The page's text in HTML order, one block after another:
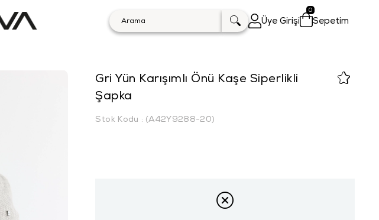
Üye Girişi Sepetim
0
Gri Yün Karışımlı Önü Kaşe Siperlikli
Şapka
Stok Kodu (A42Y9288-20)